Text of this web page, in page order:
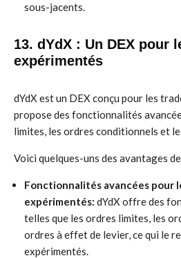
sous-jacents.
13. dYdX : Un DEX pour
expérimentés
dYdX est un DEX conçu pour les
propose des fonctionnalités
limites, les ordres conditionnels et
Voici quelques-uns des avantages de
Fonctionnalités avancées pour
expérimentés: dYdX offre des
telles que les ordres limites, les
ordres à effet de levier, ce qui le
expérimentés.